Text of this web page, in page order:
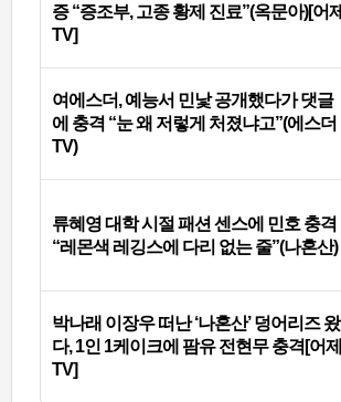
증 “증조부, 고종 황제 진료”(옥문아)[어제
TV]
여에스더, 예능서 민낯 공개했다가 댓글
에 충격 “눈 왜 저렇게 처졌냐고”(에스더
TV)
류혜영 대학 시절 패션 센스에 민호 충격
“레몬색 레깅스에 다리 없는 줄”(나혼산)
박나래 이장우 떠난 ‘나혼산’ 덩어리즈 왔
다, 1인 1케이크에 팜유 전현무 충격[어제
TV]